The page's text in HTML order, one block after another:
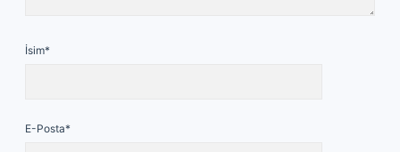
İsim*
E-Posta*